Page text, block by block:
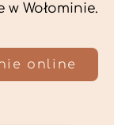
Wołominie.
online